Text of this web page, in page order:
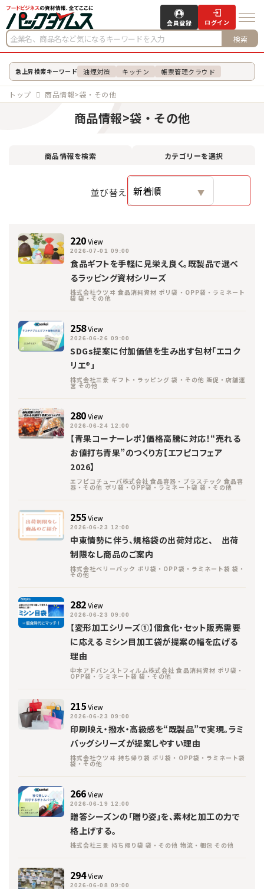
検索
会員登録 ログイン
急上昇検索キーワード 油煙対策 キッチン 帳票管理クラウド
トップ 商品情報>袋・その他
商品情報>袋・その他
並び替え
食品ギフトを手軽に見栄え良く。既製品で選べ
るラッピング資材シリーズ
株式会社ウツヰ 食品消耗資材 ポリ袋・OPP袋・ラミネート
袋 袋・その他
2026-07-01 09:00
220View
SDGs提案に付加価値を生み出す包材「エコク
リエ®」
株式会社三景 ギフト・ラッピング 袋・その他 販促・店舗運
営 その他
2026-06-26 09:00
258View
【青果コーナーレポ】価格高騰に対応！“売れる
お値打ち青果”のつくり方【エフピコフェア
2026】
エフピコチューパ株式会社 食品容器・プラスチック 食品容
器・その他 ポリ袋・OPP袋・ラミネート袋 袋・その他
2026-06-24 12:00
280View
中東情勢に伴う、規格袋の出荷対応と、 出荷
制限なし商品のご案内
株式会社ベリーパック ポリ袋・OPP袋・ラミネート袋 袋・
その他
2026-06-23 12:00
255View
【変形加工シリーズ①】個食化・セット販売需要
に応える ミシン目加工袋が提案の幅を広げる
理由
中本アドバンストフィルム株式会社 食品消耗資材 ポリ袋・
OPP袋・ラミネート袋 袋・その他
2026-06-23 09:00
282View
印刷映え・撥水・高級感を“既製品”で実現。ラミ
バッグシリーズが提案しやすい理由
株式会社ウツヰ 持ち帰り袋 ポリ袋・OPP袋・ラミネート袋
袋・その他
2026-06-23 09:00
215View
贈答シーズンの「贈り姿」を、素材と加工の力で
格上げする。
株式会社三景 持ち帰り袋 袋・その他 物流・梱包 その他
2026-06-19 12:00
266View
2026-06-08 09:00
294View
商品情報を検索 カテゴリーを選択